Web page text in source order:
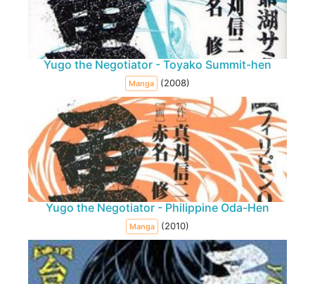
Yugo the Negotiator - Toyako Summit-hen
Manga (2008)
Yugo the Negotiator - Philippine Oda-Hen
Manga (2010)